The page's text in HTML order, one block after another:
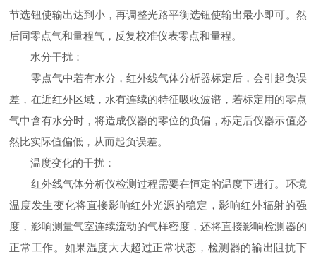
节选钮使输出达到小，再调整光路平衡选钮使输出最小即可。然
后同零点气和量程气，反复校准仪表零点和量程。
水分干扰：
零点气中若有水分，红外线气体分析器标定后，会引起负误
差，在近红外区域，水有连续的特征吸收波谱，若标定用的零点
气中含有水分时，将造成仪器的零位的负偏，标定后仪器示值必
然比实际值偏低，从而起负误差。
温度变化的干扰：
红外线气体分析仪检测过程需要在恒定的温度下进行。环境
温度发生变化将直接影响红外光源的稳定，影响红外辐射的强
度，影响测量气室连续流动的气样密度，还将直接影响检测器的
正常工作。如果温度大大超过正常状态，检测器的输出阻抗下